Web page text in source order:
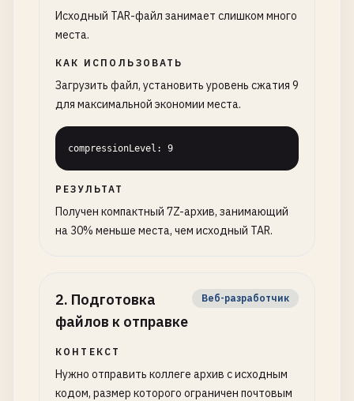
Исходный TAR-файл занимает слишком много
места.
КАК ИСПОЛЬЗОВАТЬ
Загрузить файл, установить уровень сжатия 9
для максимальной экономии места.
compressionLevel: 9
РЕЗУЛЬТАТ
Получен компактный 7Z-архив, занимающий
на 30% меньше места, чем исходный TAR.
2. Подготовка
файлов к отправке
Веб-разработчик
КОНТЕКСТ
Нужно отправить коллеге архив с исходным
кодом, размер которого ограничен почтовым